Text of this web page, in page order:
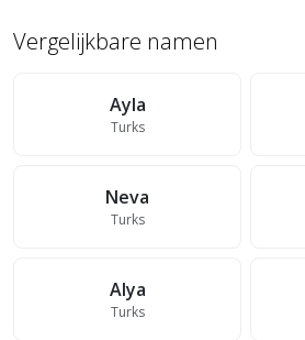
Vergelijkbare namen
Ayla
Turks
Neva
Turks
Alya
Turks